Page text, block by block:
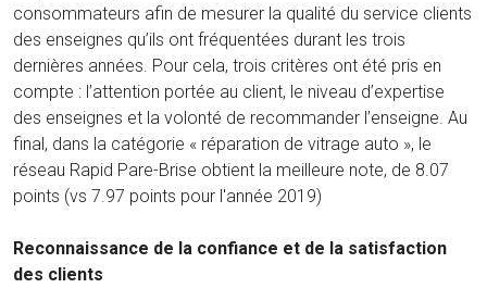
consommateurs afin de mesurer la qualité du service clients
des enseignes qu’ils ont fréquentées durant les trois
dernières années. Pour cela, trois critères ont été pris en
compte : l’attention portée au client, le niveau d’expertise
des enseignes et la volonté de recommander l’enseigne. Au
final, dans la catégorie « réparation de vitrage auto », le
réseau Rapid Pare-Brise obtient la meilleure note, de 8.07
points (vs 7.97 points pour l'année 2019)
Reconnaissance de la confiance et de la satisfaction
des clients